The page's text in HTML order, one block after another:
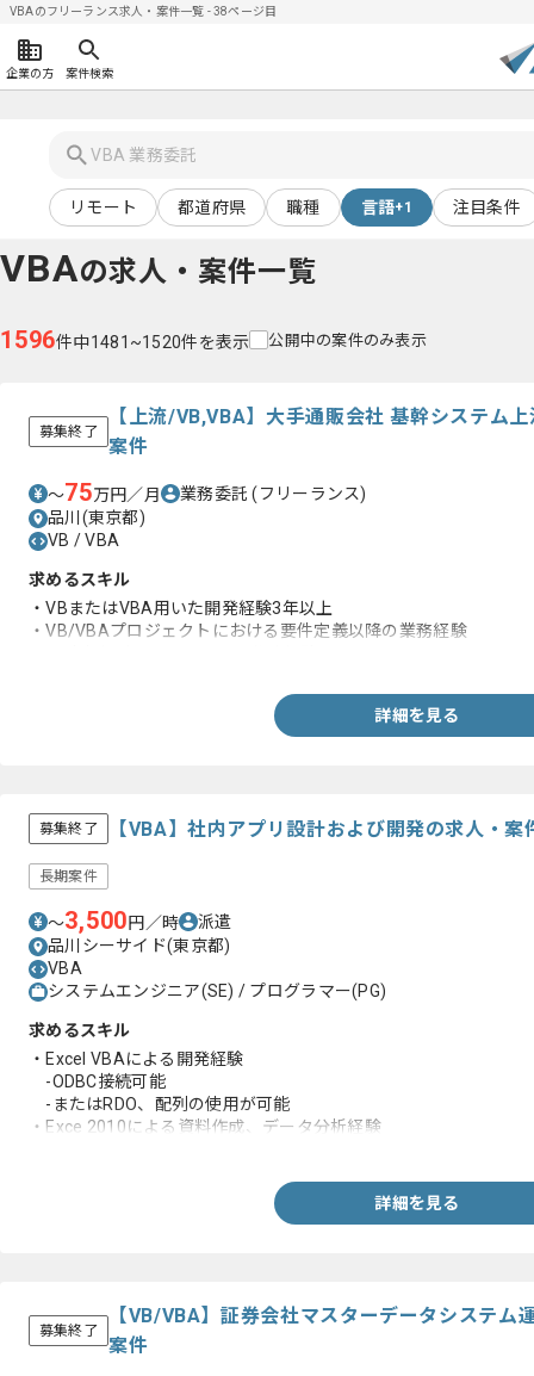
VBAのフリーランス求人・案件一覧 - 38ページ目
企業の方 案件検索
リモート 都道府県 職種 言語+1 注目条件
VBAの求人・案件一覧
1596件中1481~1520件を表示 公開中の案件のみ表示
募集終了
【上流/VB,VBA】大手通販会社 基幹システム
案件
〜75万円／月 業務委託(フリーランス)
品川(東京都)
VB / VBA
求めるスキル
・VBまたはVBA用いた開発経験3年以上
・VB/VBAプロジェクトにおける要件定義以降の業務経験
詳細を見る
募集終了 【VBA】社内アプリ設計および開発の求人・案
長期案件
〜3,500円／時
派遣
品川シーサイド(東京都)
VBA
システムエンジニア(SE) / プログラマー(PG)
求めるスキル
・Excel VBAによる開発経験
-ODBC接続可能
-またはRDO、配列の使用が可能
・Exce 2010による資料作成、データ分析経験
詳細を見る
募集終了
【VB/VBA】証券会社マスターデータシステム
案件